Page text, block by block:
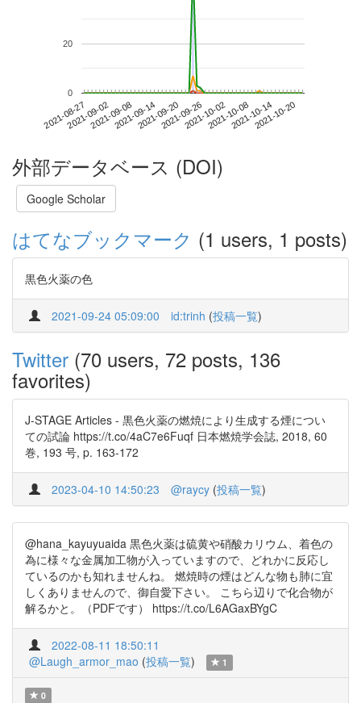
2021-08-272021-09-022021-09-082021-09-142021-09-202021-09-262021-10-022021-10-082021-10-142021-10-20
0
20
外部データベース (DOI)
Google Scholar
はてなブックマーク (1 users, 1 posts)
黒色火薬の色
2021-09-24 05:09:00 id:trinh (投稿一覧)
Twitter (70 users, 72 posts, 136
favorites)
J-STAGE Articles - 黒色火薬の燃焼により生成する煙につい
ての試論 https://t.co/4aC7e6Fuqf 日本燃焼学会誌, 2018, 60
巻, 193 号, p. 163-172
2023-04-10 14:50:23 @raycy (投稿一覧)
@hana_kayuyuaida 黒色火薬は硫黄や硝酸カリウム、着色の
為に様々な金属加工物が入っていますので、どれかに反応し
ているのかも知れませんね。 燃焼時の煙はどんな物も肺に宜
しくありませんので、御自愛下さい。 こちら辺りで化合物が
解るかと。（PDFです） https://t.co/L6AGaxBYgC
2022-08-11 18:50:11
@Laugh_armor_mao (投稿一覧) 1
0